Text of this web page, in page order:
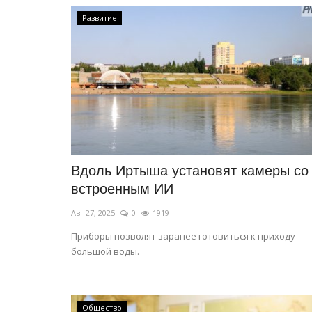
Развитие
Вдоль Иртыша установят камеры со
встроенным ИИ
Авг 27, 2025 0 1919
Приборы позволят заранее готовиться к приходу
большой воды.
Общество
Дек 31, 2025
Подборка самых значимых по мнению
Рavlodarnews.kz событий года.